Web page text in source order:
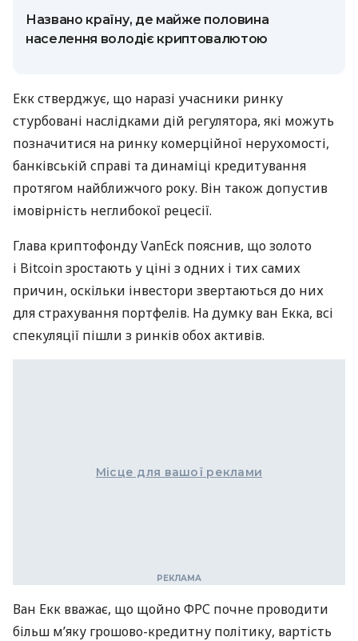
Названо країну, де майже половина
населення володіє криптовалютою
Екк стверджує, що наразі учасники ринку
стурбовані наслідками дій регулятора, які можуть
позначитися на ринку комерційної нерухомості,
банківській справі та динаміці кредитування
протягом найближчого року. Він також допустив
імовірність неглибокої рецесії.
Глава криптофонду VanEck пояснив, що золото
і Bitcoin зростають у ціні з одних і тих самих
причин, оскільки інвестори звертаються до них
для страхування портфелів. На думку ван Екка, всі
спекуляції пішли з ринків обох активів.
Місце для вашої реклами
Ван Екк вважає, що щойно ФРС почне проводити
більш м’яку грошово-кредитну політику, вартість